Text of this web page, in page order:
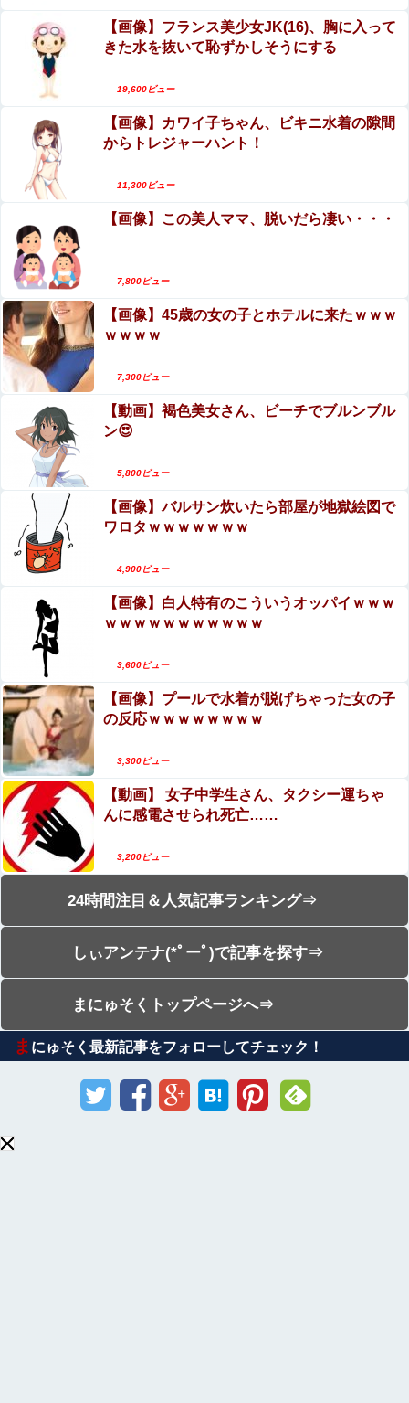
催！人気の最新作・AVデビュー作品、VR作品が
期間限定セール中！
動画を見て興奮する男達が存在するらしい…（動
エロ漫画『ムラムラOLさんは飛行機の中でも性欲
を満たしたい』をrawやhitomiを使わずに無料で読
【動画】自動ドアの仕組みを理解した富山のツバ
【画像】フランス美少女JK(16)、胸に入って
きた水を抜いて恥ずかしそうにする
19,600ビュー
【画像】カワイ子ちゃん、ビキニ水着の隙間
からトレジャーハント！
11,300ビュー
【画像】この美人ママ、脱いだら凄い・・・
7,800ビュー
【画像】45歳の女の子とホテルに来たｗｗｗ
ｗｗｗｗ
7,300ビュー
【動画】褐色美女さん、ビーチでブルンブル
ン😍
5,800ビュー
【画像】バルサン炊いたら部屋が地獄絵図で
ワロタｗｗｗｗｗｗｗ
4,900ビュー
【画像】白人特有のこういうオッパイｗｗｗ
ｗｗｗｗｗｗｗｗｗｗｗ
3,600ビュー
【画像】プールで水着が脱げちゃった女の子
の反応ｗｗｗｗｗｗｗｗ
3,300ビュー
【動画】 女子中学生さん、タクシー運ちゃ
んに感電させられ死亡……
3,200ビュー
24時間注目＆人気記事ランキング⇒
しぃアンテナ(*ﾟーﾟ)で記事を探す⇒
まにゅそくトップページへ⇒
ま にゅそく最新記事をフォローしてチェック！